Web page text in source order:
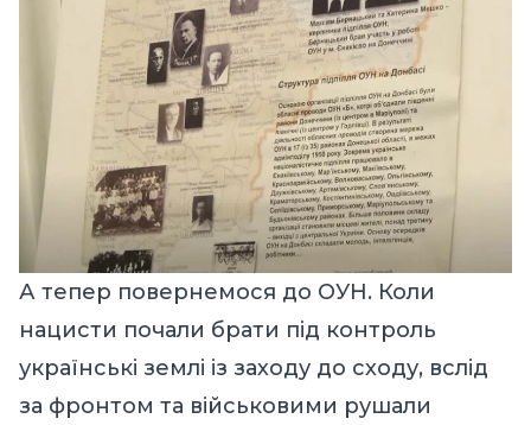
А тепер повернемося до ОУН. Коли
нацисти почали брати під контроль
українські землі із заходу до сходу, вслід
за фронтом та військовими рушали